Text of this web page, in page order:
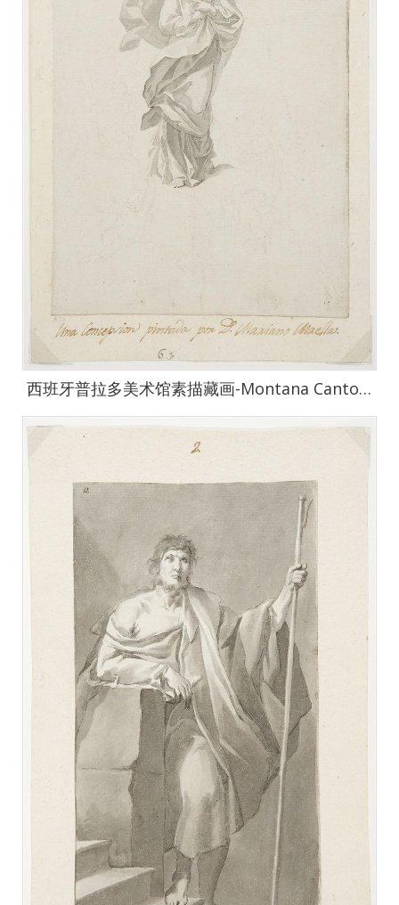
西班牙普拉多美术馆素描藏画-Montana Canto, Pau-La Inmaculada Concepcion